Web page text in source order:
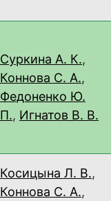
Суркина А. К.,
Коннова С. А.,
Федоненко Ю.
П., Игнатов В. В.
Косицына Л. В.,
Коннова С. А.,